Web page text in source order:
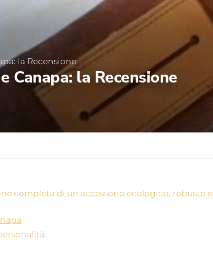
la Recensione
Canapa: la Recensione
completa di un accessorio ecologico, robusto e